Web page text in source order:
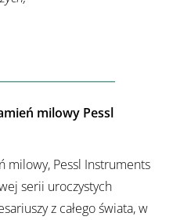
milowy Pessl
milowy, Pessl Instruments
serii uroczystych
z całego świata, w